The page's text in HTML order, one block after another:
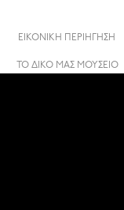
ΤΟ ΔΙΚΟ ΜΑΣ ΜΟΥΣΕΙΟ
ΕΙΚΟΝΙΚΗ ΠΕΡΙΗΓΗΣΗ